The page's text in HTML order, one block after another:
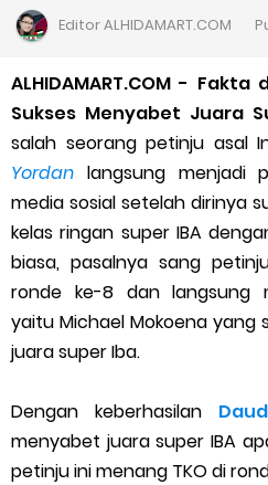
Cara Daftar Goshop
Apa itu Grab Saap? Layanan
Cara Jitu Mendapat
Cara Ping DNS Server
Cara Mudah Melihat Nomor
7 Cara Mudah Top Up
5 Versi Map Paling
Cara Menghitung Penghasilan
EditorALHIDAMART.COM
ALHIDAMART.COM -
Sukses Menyabet Juara
salah seorang petinju asal
Yordan langsung menjadi
media sosial setelah dirinya
kelas ringan super IBA
biasa, pasalnya sang
ronde ke-8 dan langsung
yaitu Michael Mokoena yang
juara super Iba.
Dengan keberhasilan
menyabet juara super IBA
petinju ini menang TKO di